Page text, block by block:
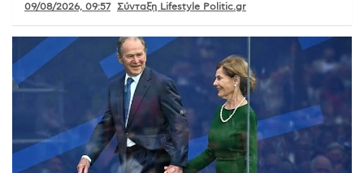
09/08/2026, 09:57 Σύνταξη Lifestyle Politic.gr